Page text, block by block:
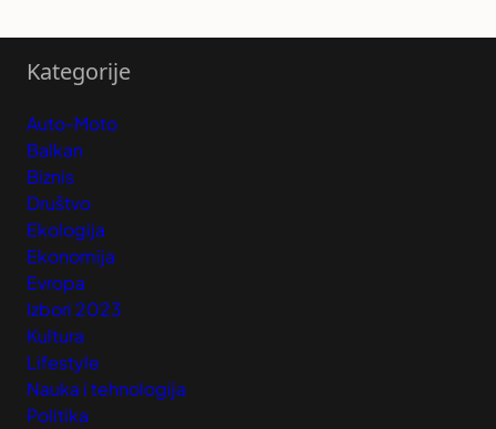
Kategorije
Auto-Moto
Balkan
Biznis
Društvo
Ekologija
Ekonomija
Evropa
Izbori 2023
Kultura
Lifestyle
Nauka i tehnologija
Politika